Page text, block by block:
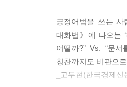
‘웃음이란 삶이 가
안해보는 것은 어떤
[중략] 한 전문직 여
는데, 누군가 큰 소
리둥절한 청중들이
빨리 가라앉히고 상
모를 때 해야 할 말
원하는 것을 더 많이
긍정어법을 쓰는
대화법》에 나오는
어떨까?” Vs. “문
칭찬까지도 비판으
_고두현(한국경제